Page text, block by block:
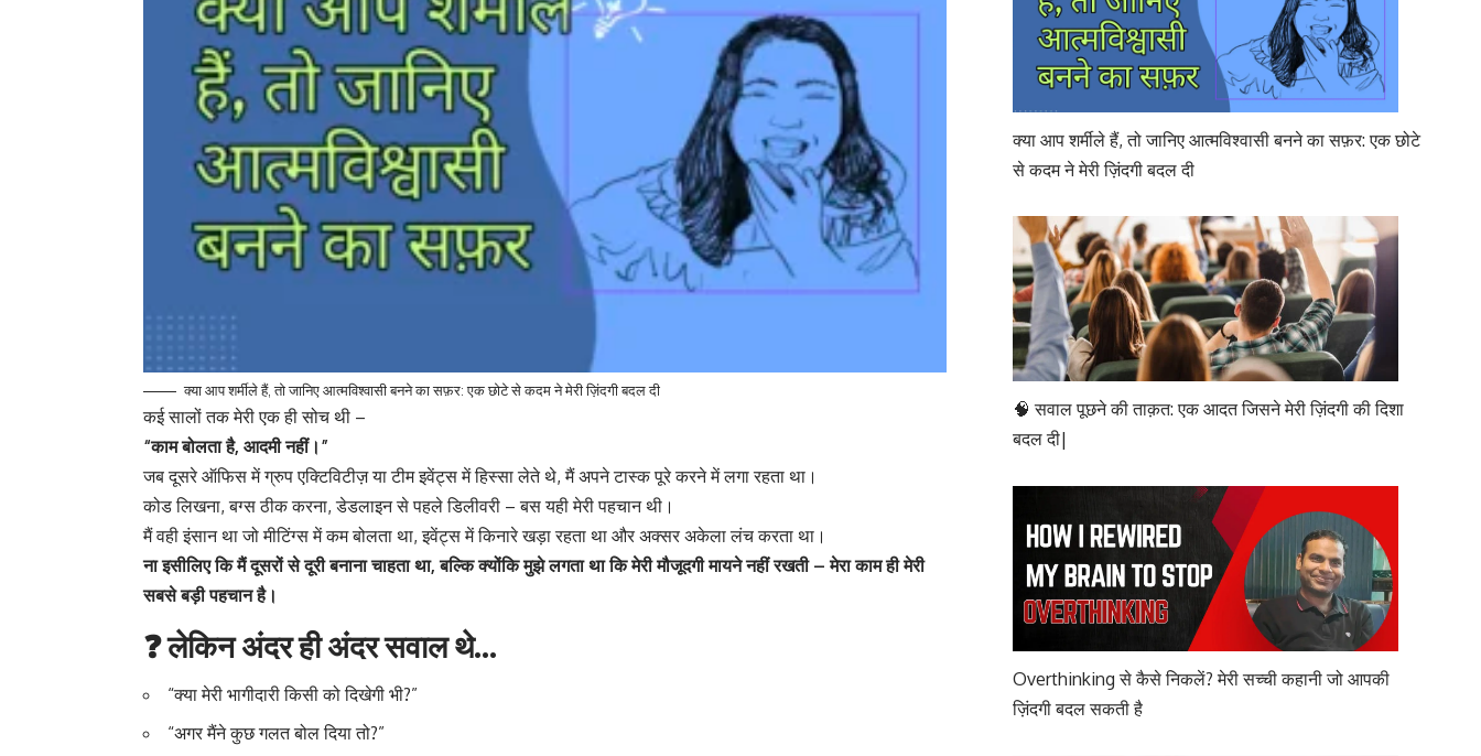
क्या आप शर्मीले हैं, तो जानिए आत्मविश्वासी बनने का सफ़र: एक छोटे से कदम ने मेरी ज़िंदगी बदल दी
कई सालों तक मेरी एक ही सोच थी –
“काम बोलता है, आदमी नहीं।”
जब दूसरे ऑफिस में ग्रुप एक्टिविटीज़ या टीम इवेंट्स में हिस्सा लेते थे, मैं अपने टास्क पूरे करने में लगा रहता था।
कोड लिखना, बग्स ठीक करना, डेडलाइन से पहले डिलीवरी – बस यही मेरी पहचान थी।
मैं वही इंसान था जो मीटिंग्स में कम बोलता था, इवेंट्स में किनारे खड़ा रहता था और अक्सर अकेला लंच करता था।
ना इसीलिए कि मैं दूसरों से दूरी बनाना चाहता था, बल्कि क्योंकि मुझे लगता था कि मेरी मौजूदगी मायने नहीं रखती – मेरा काम ही मेरी
सबसे बड़ी पहचान है।
❓ लेकिन अंदर ही अंदर सवाल थे…
“क्या मेरी भागीदारी किसी को दिखेगी भी?”
“अगर मैंने कुछ गलत बोल दिया तो?”
क्या आप शर्मीले हैं, तो जानिए आत्मविश्वासी बनने का सफ़र: एक छोटे
से कदम ने मेरी ज़िंदगी बदल दी
🧠 सवाल पूछने की ताक़त: एक आदत जिसने मेरी ज़िंदगी की दिशा
बदल दी|
Overthinking से कैसे निकलें? मेरी सच्ची कहानी जो आपकी
ज़िंदगी बदल सकती है